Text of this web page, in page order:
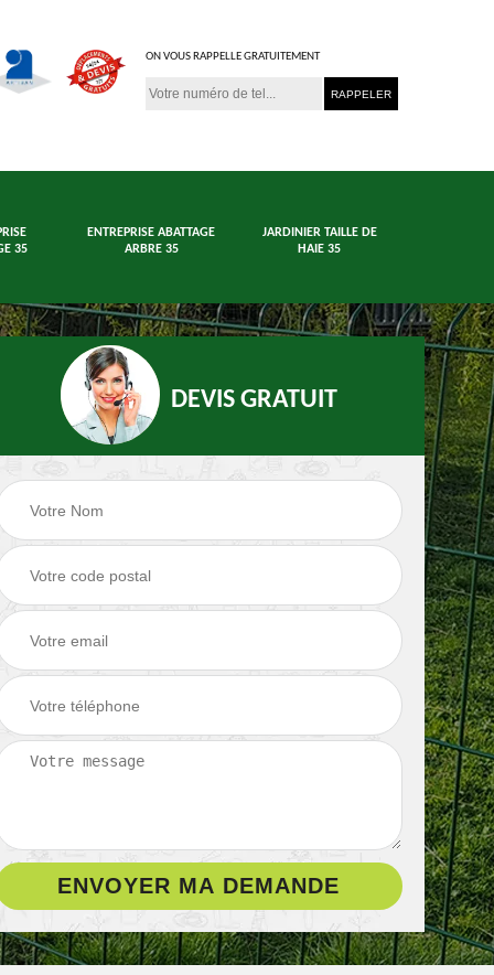
ON VOUS RAPPELLE GRATUITEMENT
35
ENTREPRISE ABATTAGE
ARBRE 35
JARDINIER TAILLE DE
HAIE 35
arbre et haie
Jardinier 35
DEVIS GRATUIT